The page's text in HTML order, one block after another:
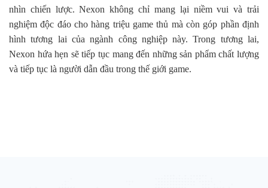
nhìn chiến lược. Nexon không chỉ mang lại niềm vui và trải
nghiệm độc đáo cho hàng triệu game thủ mà còn góp phần định
hình tương lai của ngành công nghiệp này. Trong tương lai,
Nexon hứa hẹn sẽ tiếp tục mang đến những sản phẩm chất lượng
và tiếp tục là người dẫn đầu trong thế giới game.